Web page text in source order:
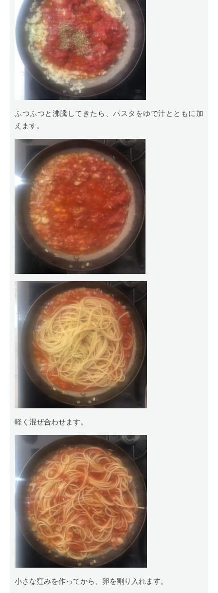
ふつふつと沸騰してきたら、パスタをゆで汁とともに加
えます。
軽く混ぜ合わせます。
小さな窪みを作ってから、卵を割り入れます。